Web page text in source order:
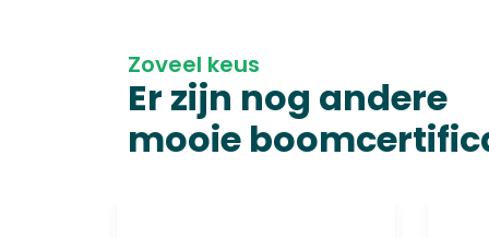
Zoveel keus
Er zijn nog andere
mooie